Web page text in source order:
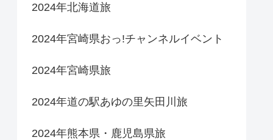
2024年北海道旅
2024年宮崎県おっ!チャンネルイベント
2024年宮崎県旅
2024年道の駅あゆの里矢田川旅
2024年熊本県・鹿児島県旅